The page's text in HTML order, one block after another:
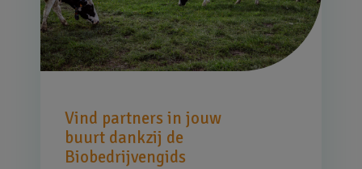
Vind partners in jouw
buurt dankzij de
Biobedrijvengids